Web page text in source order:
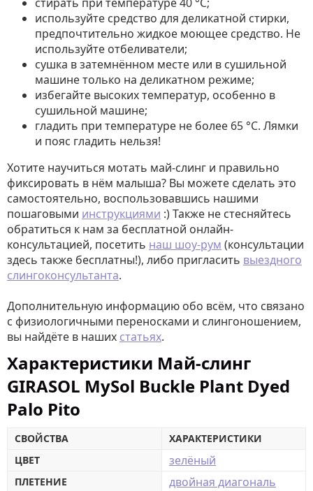
используйте средство для деликатной стирки,
предпочтительно жидкое моющее средство. Не
используйте отбеливатели;
сушка в затемнённом месте или в сушильной
машине только на деликатном режиме;
избегайте высоких температур, особенно в
сушильной машине;
гладить при температуре не более 65 °C. Лямки
и пояс гладить нельзя!
Хотите научиться мотать май-слинг и правильно
фиксировать в нём малыша? Вы можете сделать это
самостоятельно, воспользовавшись нашими
пошаговыми инструкциями :) Также не стесняйтесь
обратиться к нам за бесплатной онлайн-
консультацией, посетить наш шоу-рум (консультации
здесь также бесплатны!), либо пригласить выездного
слингоконсультанта.
Дополнительную информацию обо всём, что связано
с физиологичными переносками и слингоношением,
вы найдёте в наших статьях.
Характеристики Май-слинг
GIRASOL MySol Buckle Plant Dyed
Palo Pito
СВОЙСТВА
ХАРАКТЕРИСТИКИ
ЦВЕТ
зелёный
ПЛЕТЕНИЕ двойная диагональ